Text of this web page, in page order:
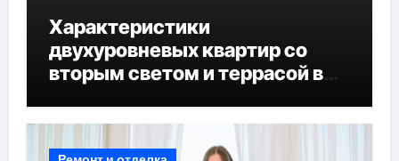
Характеристики
двухуровневых квартир со
вторым светом и террасой в